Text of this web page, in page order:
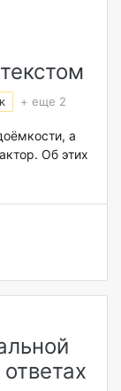
+ еще 2
а
Об этих